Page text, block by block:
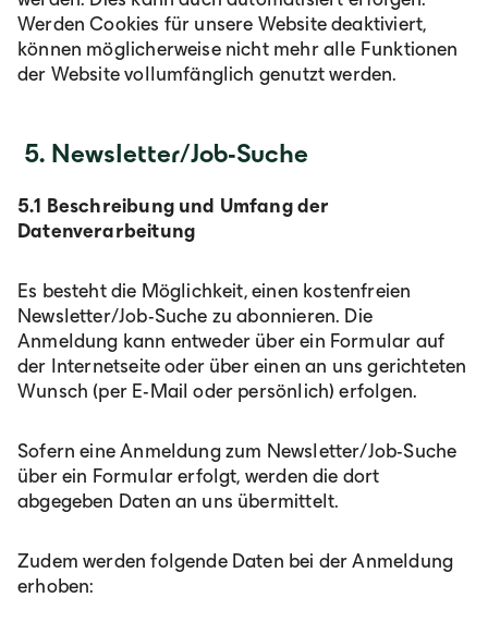
Werden Cookies für unsere Website deaktiviert,
können möglicherweise nicht mehr alle Funktionen
der Website vollumfänglich genutzt werden.
5. Newsletter/Job-Suche
5.1 Beschreibung und Umfang der
Datenverarbeitung
Es besteht die Möglichkeit, einen kostenfreien
Newsletter/Job-Suche zu abonnieren. Die
Anmeldung kann entweder über ein Formular auf
der Internetseite oder über einen an uns gerichteten
Wunsch (per E-Mail oder persönlich) erfolgen.
Sofern eine Anmeldung zum Newsletter/Job-Suche
über ein Formular erfolgt, werden die dort
abgegeben Daten an uns übermittelt.
Zudem werden folgende Daten bei der Anmeldung
erhoben: